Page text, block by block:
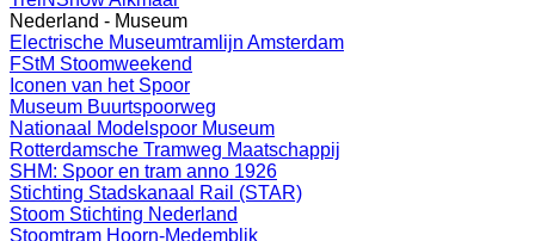
Nederland - Museum
Electrische Museumtramlijn Amsterdam
FStM Stoomweekend
Iconen van het Spoor
Museum Buurtspoorweg
Nationaal Modelspoor Museum
Rotterdamsche Tramweg Maatschappij
SHM: Spoor en tram anno 1926
Stichting Stadskanaal Rail (STAR)
Stoom Stichting Nederland
Stoomtram Hoorn-Medemblik